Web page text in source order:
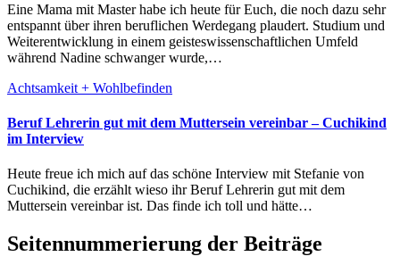
Eine Mama mit Master habe ich heute für Euch, die noch dazu sehr
entspannt über ihren beruflichen Werdegang plaudert. Studium und
Weiterentwicklung in einem geisteswissenschaftlichen Umfeld
während Nadine schwanger wurde,…
Achtsamkeit + Wohlbefinden
Beruf Lehrerin gut mit dem Muttersein vereinbar – Cuchikind
im Interview
Heute freue ich mich auf das schöne Interview mit Stefanie von
Cuchikind, die erzählt wieso ihr Beruf Lehrerin gut mit dem
Muttersein vereinbar ist. Das finde ich toll und hätte…
Seitennummerierung der Beiträge